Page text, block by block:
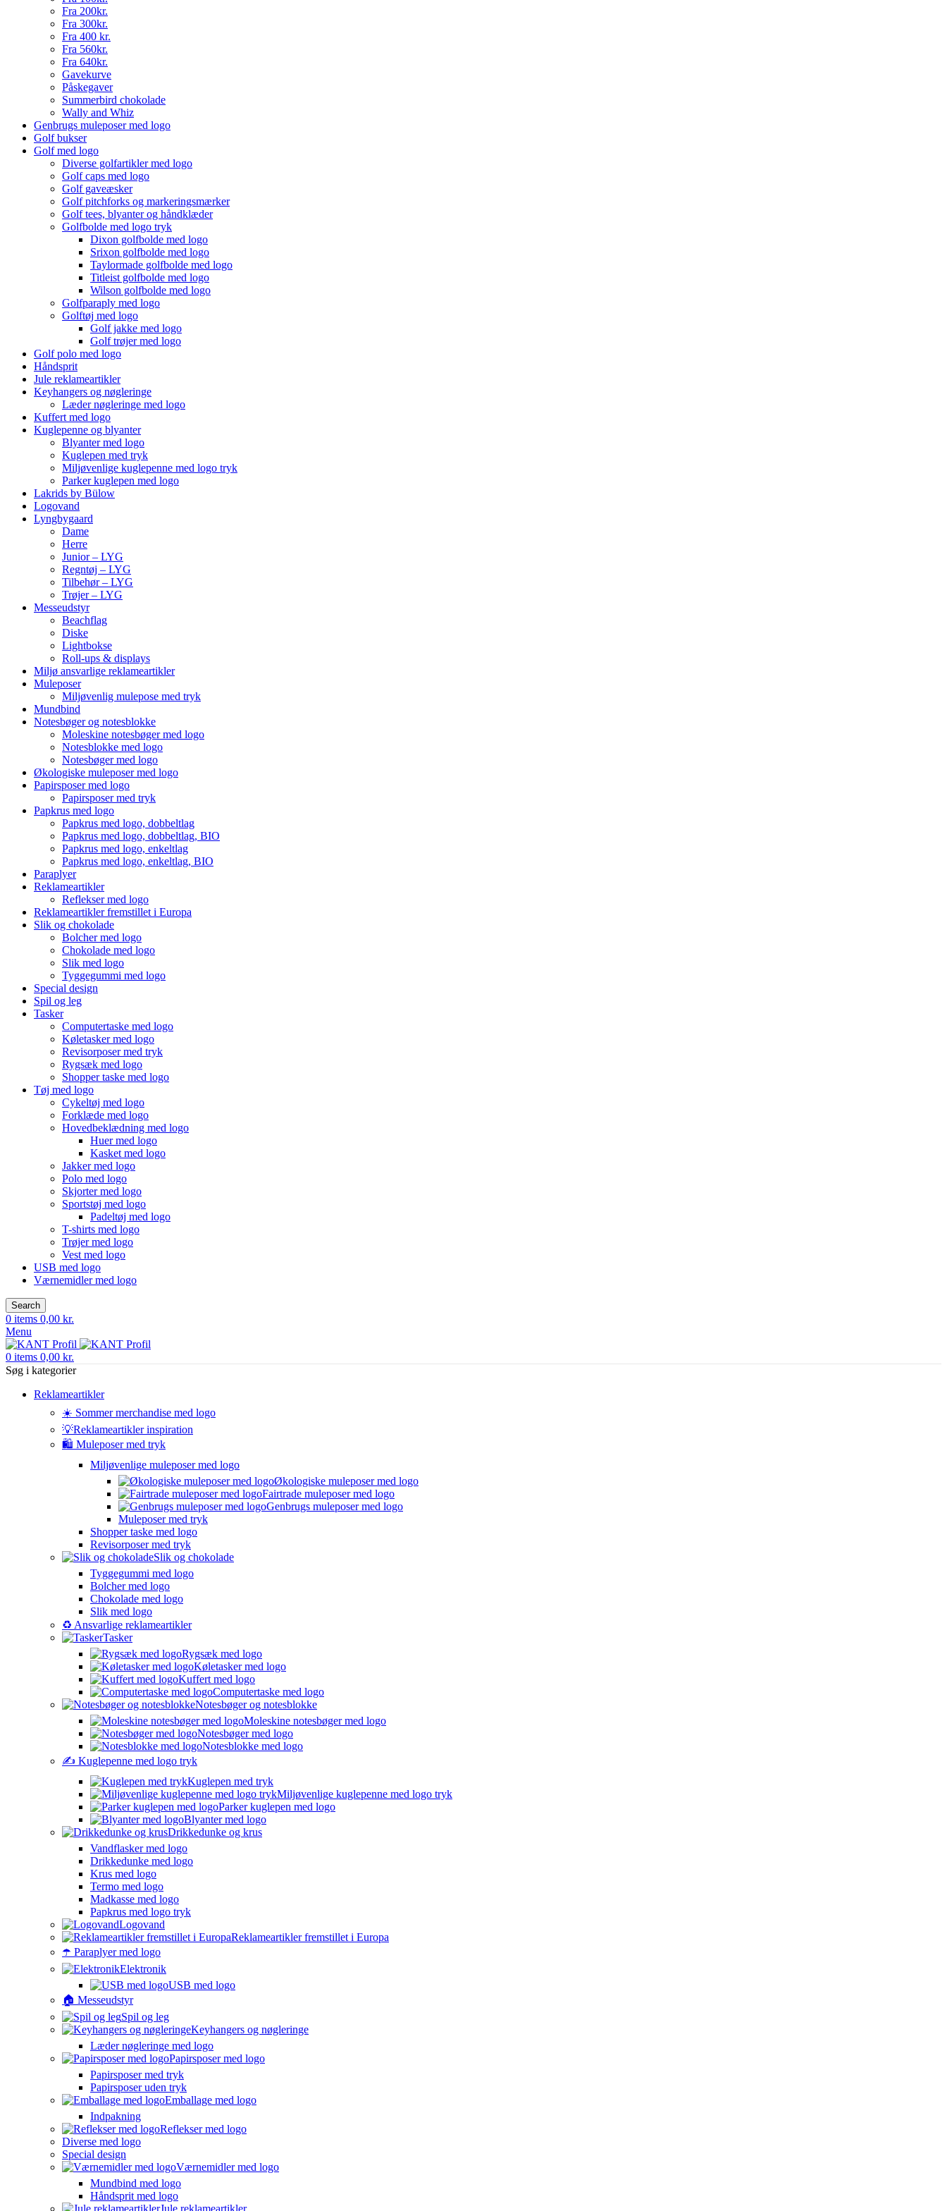
Fra 200kr.
Fra 300kr.
Fra 400 kr.
Fra 560kr.
Fra 640kr.
Gavekurve
Påskegaver
Summerbird chokolade
Wally and Whiz
Genbrugs muleposer med logo
Golf bukser
Golf med logo
Diverse golfartikler med logo
Golf caps med logo
Golf gaveæsker
Golf pitchforks og markeringsmærker
Golf tees, blyanter og håndklæder
Golfbolde med logo tryk
Dixon golfbolde med logo
Srixon golfbolde med logo
Taylormade golfbolde med logo
Titleist golfbolde med logo
Wilson golfbolde med logo
Golfparaply med logo
Golftøj med logo
Golf jakke med logo
Golf trøjer med logo
Golf polo med logo
Håndsprit
Jule reklameartikler
Keyhangers og nøgleringe
Læder nøgleringe med logo
Kuffert med logo
Kuglepenne og blyanter
Blyanter med logo
Kuglepen med tryk
Miljøvenlige kuglepenne med logo tryk
Parker kuglepen med logo
Lakrids by Bülow
Logovand
Lyngbygaard
Dame
Herre
Junior – LYG
Regntøj – LYG
Tilbehør – LYG
Trøjer – LYG
Messeudstyr
Beachflag
Diske
Lightbokse
Roll-ups & displays
Miljø ansvarlige reklameartikler
Muleposer
Miljøvenlig mulepose med tryk
Mundbind
Notesbøger og notesblokke
Moleskine notesbøger med logo
Notesblokke med logo
Notesbøger med logo
Økologiske muleposer med logo
Papirsposer med logo
Papirsposer med tryk
Papkrus med logo
Papkrus med logo, dobbeltlag
Papkrus med logo, dobbeltlag, BIO
Papkrus med logo, enkeltlag
Papkrus med logo, enkeltlag, BIO
Paraplyer
Reklameartikler
Reflekser med logo
Reklameartikler fremstillet i Europa
Slik og chokolade
Bolcher med logo
Chokolade med logo
Slik med logo
Tyggegummi med logo
Special design
Spil og leg
Tasker
Computertaske med logo
Køletasker med logo
Revisorposer med tryk
Rygsæk med logo
Shopper taske med logo
Tøj med logo
Cykeltøj med logo
Forklæde med logo
Hovedbeklædning med logo
Huer med logo
Kasket med logo
Jakker med logo
Polo med logo
Skjorter med logo
Sportstøj med logo
Padeltøj med logo
T-shirts med logo
Trøjer med logo
Vest med logo
USB med logo
Værnemidler med logo
Search
0 items 0,00 kr.
Menu
0 items 0,00 kr.
Søg i kategorier
Reklameartikler
☀️ Sommer merchandise med logo
💡Reklameartikler inspiration
🛍️ Muleposer med tryk
Miljøvenlige muleposer med logo
Økologiske muleposer med logo
Fairtrade muleposer med logo
Genbrugs muleposer med logo
Muleposer med tryk
Shopper taske med logo
Revisorposer med tryk
Slik og chokolade
Tyggegummi med logo
Bolcher med logo
Chokolade med logo
Slik med logo
♻️ Ansvarlige reklameartikler
Tasker
Rygsæk med logo
Køletasker med logo
Kuffert med logo
Computertaske med logo
Notesbøger og notesblokke
Moleskine notesbøger med logo
Notesbøger med logo
Notesblokke med logo
✍️ Kuglepenne med logo tryk
Kuglepen med tryk
Miljøvenlige kuglepenne med logo tryk
Parker kuglepen med logo
Blyanter med logo
Drikkedunke og krus
Vandflasker med logo
Drikkedunke med logo
Krus med logo
Termo med logo
Madkasse med logo
Papkrus med logo tryk
Logovand
Reklameartikler fremstillet i Europa
☂️ Paraplyer med logo
Elektronik
USB med logo
🏠 Messeudstyr
Spil og leg
Keyhangers og nøgleringe
Læder nøgleringe med logo
Papirsposer med logo
Papirsposer med tryk
Papirsposer uden tryk
Emballage med logo
Indpakning
Reflekser med logo
Diverse med logo
Special design
Værnemidler med logo
Mundbind med logo
Håndsprit med logo
Jule reklameartikler